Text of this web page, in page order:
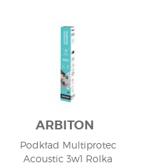
ARBITON
Podkład Multiprotec
Acoustic 3w1 Rolka